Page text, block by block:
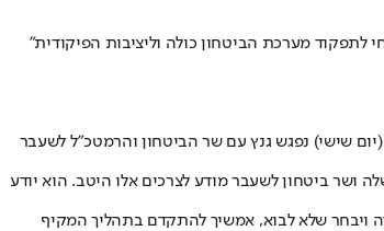
מערכת הביטחון כולה וליציבות הפיקודית"
היום (יום שישי) נפגש גנץ עם שר הביטחון והרמטכ"ל לשעבר
ושר ביטחון לשעבר מודע לצרכים אלו היטב. הוא יודע
ויבחר שלא לבוא, אמשיך להתקדם בתהליך המקיף